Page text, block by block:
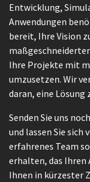
Entwicklung,
Anwendungen
bereit, Ihre Vision
Ihre Projekte mit
umzusetzen. Wir
daran, eine Lösung
Senden Sie uns
und lassen Sie sich
erfahrenes Team
erhalten, das
Ihnen in kürzester